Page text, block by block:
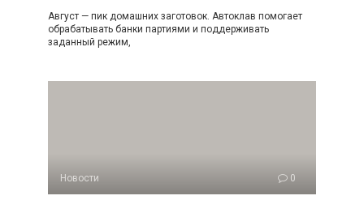
Август — пик домашних заготовок. Автоклав помогает
обрабатывать банки партиями и поддерживать
заданный режим,
Новости 0